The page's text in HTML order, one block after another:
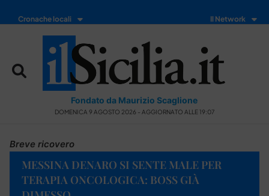
Cronache locali Il Network
Fondato da Maurizio Scaglione
DOMENICA 9 AGOSTO 2026 - AGGIORNATO ALLE 19:07
Breve ricovero
MESSINA DENARO SI SENTE MALE PER
TERAPIA ONCOLOGICA: BOSS GIÀ